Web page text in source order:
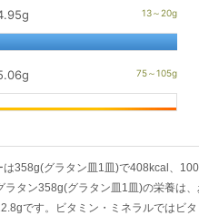
g
g
は358g(グラタン皿1皿)で408kcal、
ラタン358g(グラタン皿1皿)の栄養は
です。ビタミン・ミネラルではビタ